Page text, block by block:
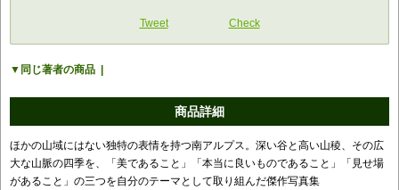
Tweet Check
同じ著者の商品
商品詳細
ほかの山域にはない独特の表情を持つ南アルプス。深い谷と高い山稜、その広
大な山脈の四季を、「美であること」「本当に良いものであること」「見せ場
があること」の三つを自分のテーマとして取り組んだ傑作写真集